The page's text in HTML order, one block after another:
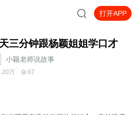
打开APP
三分钟跟杨颖姐姐学口才
小颖老师说故事
万 67